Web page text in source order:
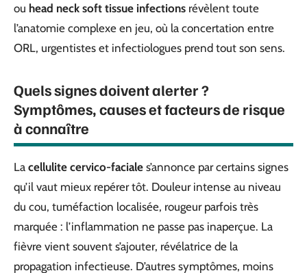
ou head neck soft tissue infections révèlent toute
l’anatomie complexe en jeu, où la concertation entre
ORL, urgentistes et infectiologues prend tout son sens.
Quels signes doivent alerter ?
Symptômes, causes et facteurs de risque
à connaître
La cellulite cervico-faciale s’annonce par certains signes
qu’il vaut mieux repérer tôt. Douleur intense au niveau
du cou, tuméfaction localisée, rougeur parfois très
marquée : l’inflammation ne passe pas inaperçue. La
fièvre vient souvent s’ajouter, révélatrice de la
propagation infectieuse. D’autres symptômes, moins